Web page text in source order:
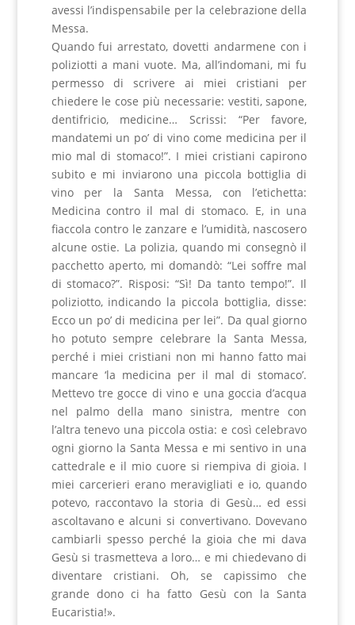
avessi l’indispensabile per la celebrazione della
Messa.
Quando fui arrestato, dovetti andarmene con i
poliziotti a mani vuote. Ma, all’indomani, mi fu
permesso di scrivere ai miei cristiani per
chiedere le cose più necessarie: vestiti, sapone,
dentifricio, medicine… Scrissi: “Per favore,
mandatemi un po’ di vino come medicina per il
mio mal di stomaco!”. I miei cristiani capirono
subito e mi inviarono una piccola bottiglia di
vino per la Santa Messa, con l’etichetta:
Medicina contro il mal di stomaco. E, in una
fiaccola contro le zanzare e l’umidità, nascosero
alcune ostie. La polizia, quando mi consegnò il
pacchetto aperto, mi domandò: “Lei soffre mal
di stomaco?”. Risposi: “Sì! Da tanto tempo!”. Il
poliziotto, indicando la piccola bottiglia, disse:
Ecco un po’ di medicina per lei”. Da qual giorno
ho potuto sempre celebrare la Santa Messa,
perché i miei cristiani non mi hanno fatto mai
mancare ‘la medicina per il mal di stomaco’.
Mettevo tre gocce di vino e una goccia d’acqua
nel palmo della mano sinistra, mentre con
l’altra tenevo una piccola ostia: e così celebravo
ogni giorno la Santa Messa e mi sentivo in una
cattedrale e il mio cuore si riempiva di gioia. I
miei carcerieri erano meravigliati e io, quando
potevo, raccontavo la storia di Gesù… ed essi
ascoltavano e alcuni si convertivano. Dovevano
cambiarli spesso perché la gioia che mi dava
Gesù si trasmetteva a loro… e mi chiedevano di
diventare cristiani. Oh, se capissimo che
grande dono ci ha fatto Gesù con la Santa
Eucaristia!».